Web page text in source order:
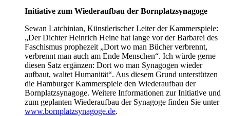
Initiative zum Wiederaufbau der Bornplatzsynagoge
Sewan Latchinian, Künstlerischer Leiter der Kammerspiele:
„Der Dichter Heinrich Heine hat lange vor der Barbarei des
Faschismus prophezeit „Dort wo man Bücher verbrennt,
verbrennt man auch am Ende Menschen“. Ich würde gerne
diesen Satz ergänzen: Dort wo man Synagogen wieder
aufbaut, waltet Humanität“. Aus diesem Grund unterstützen
die Hamburger Kammerspiele den Wiederaufbau der
Bornplatzsynagoge. Weitere Informationen zur Initiative und
zum geplanten Wiederaufbau der Synagoge finden Sie unter
www.bornplatzsynagoge.de.